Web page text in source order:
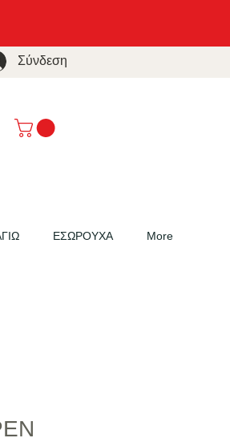
Σύνδεση
ΕΣΩΡΟΥΧΑ More